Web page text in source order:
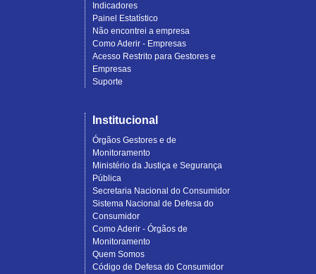
Indicadores
Painel Estatístico
Não encontrei a empresa
Como Aderir - Empresas
Acesso Restrito para Gestores e
Empresas
Suporte
Institucional
Órgãos Gestores e de
Monitoramento
Ministério da Justiça e Segurança
Pública
Secretaria Nacional do Consumidor
Sistema Nacional de Defesa do
Consumidor
Como Aderir - Órgãos de
Monitoramento
Quem Somos
Código de Defesa do Consumidor